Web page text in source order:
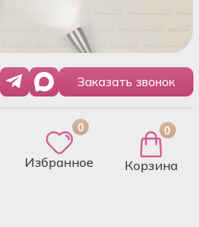
Заказать звонок
0
Избранное
0
Корзина